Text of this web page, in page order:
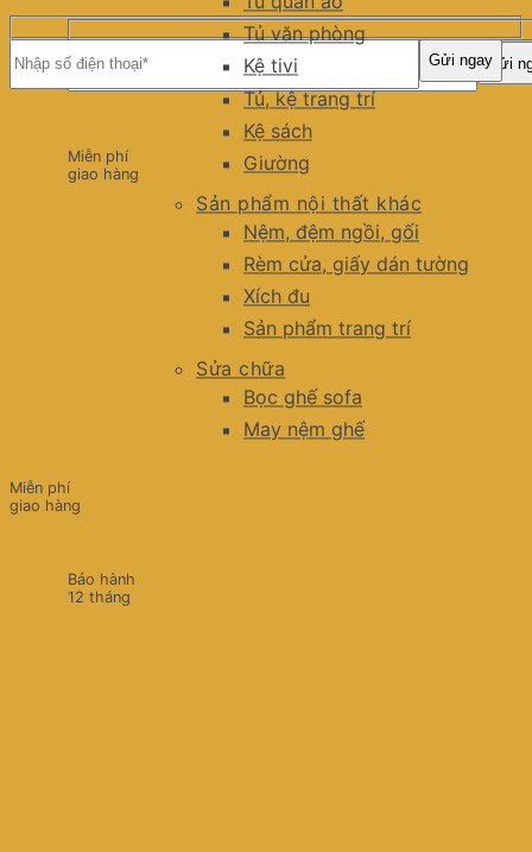
Tủ văn phòng
Kệ tivi
Tủ, kệ trang trí
Kệ sách
Giường
Sản phẩm nội thất khác
Nệm, đệm ngồi, gối
Rèm cửa, giấy dán tường
Xích đu
Sản phẩm trang trí
Sửa chữa
Bọc ghế sofa
May nệm ghế
Miễn phí
giao hàng
Bảo hành
12 tháng
Miễn phí
giao hàng